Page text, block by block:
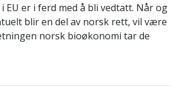
EU er i ferd med å bli vedtatt. Når og
blir en del av norsk rett, vil være
norsk bioøkonomi tar de